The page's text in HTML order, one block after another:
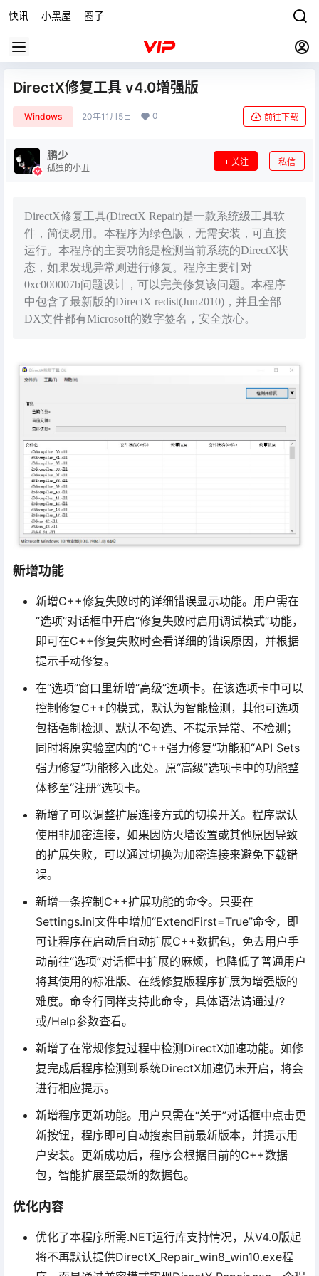
快讯 小黑屋 圈子
DirectX修复工具 v4.0增强版
Windows 20年11月5日 0 前往下载
鹏少
孤独的小丑
关注 私信
DirectX修复工具(DirectX Repair)是一款系统级工具软
件，简便易用。本程序为绿色版，无需安装，可直接
运行。本程序的主要功能是检测当前系统的DirectX状
态，如果发现异常则进行修复。程序主要针对
0xc000007b问题设计，可以完美修复该问题。本程序
中包含了最新版的DirectX redist(Jun2010)，并且全部
DX文件都有Microsoft的数字签名，安全放心。
新增功能
新增C++修复失败时的详细错误显示功能。用户需在
“选项”对话框中开启“修复失败时启用调试模式”功能，
即可在C++修复失败时查看详细的错误原因，并根据
提示手动修复。
在“选项”窗口里新增“高级”选项卡。在该选项卡中可以
控制修复C++的模式，默认为智能检测，其他可选项
包括强制检测、默认不勾选、不提示异常、不检测；
同时将原实验室内的“C++强力修复”功能和“API Sets
强力修复”功能移入此处。原“高级”选项卡中的功能整
体移至“注册”选项卡。
新增了可以调整扩展连接方式的切换开关。程序默认
使用非加密连接，如果因防火墙设置或其他原因导致
的扩展失败，可以通过切换为加密连接来避免下载错
误。
新增一条控制C++扩展功能的命令。只要在
Settings.ini文件中增加“ExtendFirst=True”命令，即
可让程序在启动后自动扩展C++数据包，免去用户手
动前往“选项”对话框中扩展的麻烦，也降低了普通用户
将其使用的标准版、在线修复版程序扩展为增强版的
难度。命令行同样支持此命令，具体语法请通过/?
或/Help参数查看。
新增了在常规修复过程中检测DirectX加速功能。如修
复完成后程序检测到系统DirectX加速仍未开启，将会
进行相应提示。
新增程序更新功能。用户只需在“关于”对话框中点击更
新按钮，程序即可自动搜索目前最新版本，并提示用
户安装。更新成功后，程序会根据目前的C++数据
包，智能扩展至最新的数据包。
优化内容
优化了本程序所需.NET运行库支持情况，从V4.0版起
将不再默认提供DirectX_Repair_win8_win10.exe程